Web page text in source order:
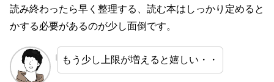
読み終わったら早く整理する、読む本はしっかり定めると
かする必要があるのが少し面倒です。
もう少し上限が増えると嬉しい・・